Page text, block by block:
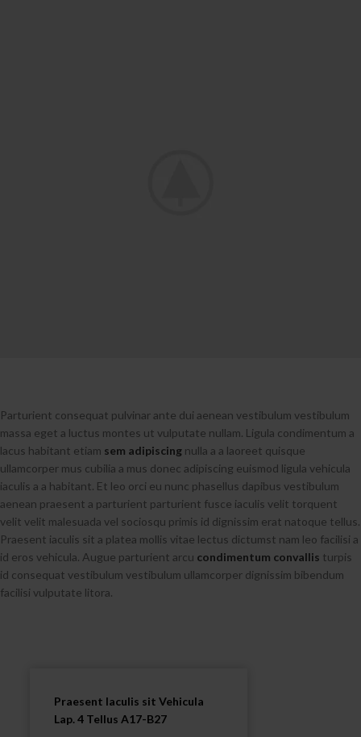
Parturient consequat pulvinar ante dui aenean vestibulum vestibulum
massa eget a luctus montes ut vulputate nullam. Ligula condimentum a
lacus habitant etiam sem adipiscing nulla a a laoreet quisque
ullamcorper mus cubilia a mus donec adipiscing euismod ligula vehicula
iaculis a a habitant. Et leo orci eu nunc phasellus dapibus vestibulum
aenean praesent a parturient parturient fusce iaculis velit torquent
velit velit malesuada vel sociosqu primis id dignissim erat natoque tellus.
Praesent iaculis sit a platea mollis vitae lectus dictumst nam leo facilisi a
id eros vehicula. Augue parturient arcu condimentum convallis turpis
id consequat vestibulum vestibulum ullamcorper dignissim bibendum
facilisi vulputate litora.
Praesent Iaculis sit Vehicula
Lap. 4 Tellus A17-B27